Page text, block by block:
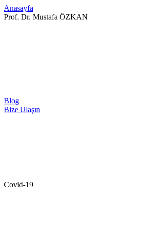
Anasayfa
Prof. Dr. Mustafa ÖZKAN
Blog
Bize Ulaşın
Covid-19